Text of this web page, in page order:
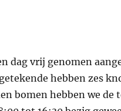
dag vrij genomen
hebben zes
bomen hebben we de